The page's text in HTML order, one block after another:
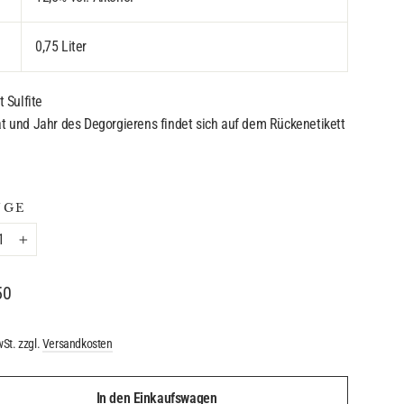
0,75 Liter
Sulfite
und Jahr des Degorgierens findet sich auf dem Rückenetikett
+
zzgl.Versandkosten
In den Einkaufswagen